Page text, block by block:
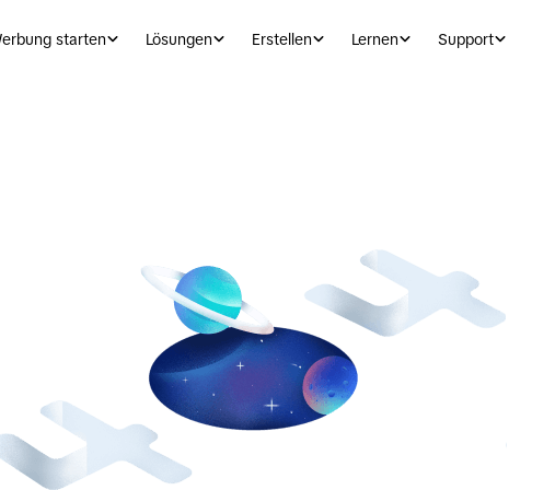
starten Lösungen Erstellen Lernen Support